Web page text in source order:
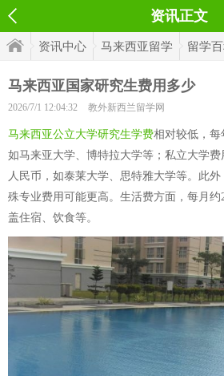
资讯正文
资讯中心 马来西亚留学 留学
马来西亚国家研究生费用多少
2026/7/1 12:04:32 教外新西兰留学网
马来西亚公立大学研究生学费相对较低，每
如马来亚大学、博特拉大学等；私立大学
人民币，如泰莱大学、思特雅大学等。此
殊专业费用可能更高。生活费方面，每月约
盖住宿、饮食等。